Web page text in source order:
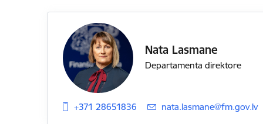
Nata Lasmane
Departamenta direktore
+371 28651836 E-pasts:
nata.lasmane@fm.gov.lv